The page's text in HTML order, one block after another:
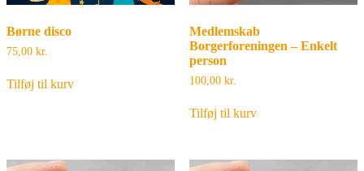
Børne disco
75,00 kr.
Tilføj til kurv
Medlemskab
Borgerforeningen – Enkelt
person
100,00 kr.
Tilføj til kurv